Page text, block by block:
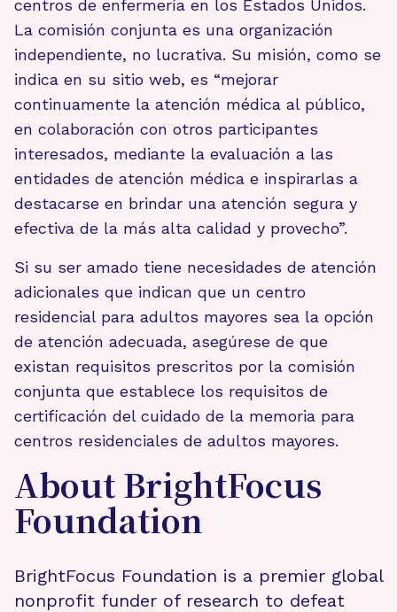
centros de enfermería en los Estados Unidos.
La comisión conjunta es una organización
independiente, no lucrativa. Su misión, como se
indica en su sitio web, es “mejorar
continuamente la atención médica al público,
en colaboración con otros participantes
interesados, mediante la evaluación a las
entidades de atención médica e inspirarlas a
destacarse en brindar una atención segura y
efectiva de la más alta calidad y provecho”.
Si su ser amado tiene necesidades de atención
adicionales que indican que un centro
residencial para adultos mayores sea la opción
de atención adecuada, asegúrese de que
existan requisitos prescritos por la comisión
conjunta que establece los requisitos de
certificación del cuidado de la memoria para
centros residenciales de adultos mayores.
About BrightFocus
Foundation
BrightFocus Foundation is a premier global
nonprofit funder of research to defeat